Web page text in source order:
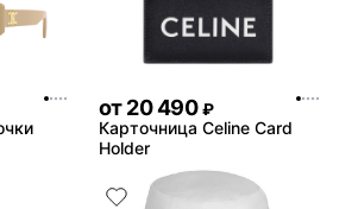
от20 490 ₽
Карточница Celine Card
Holder